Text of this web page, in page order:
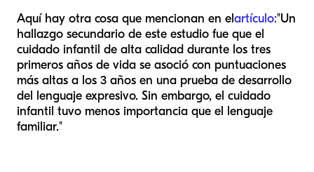
Aquí hay otra cosa que mencionan en elartículo:"Un
hallazgo secundario de este estudio fue que el
cuidado infantil de alta calidad durante los tres
primeros años de vida se asoció con puntuaciones
más altas a los 3 años en una prueba de desarrollo
del lenguaje expresivo. Sin embargo, el cuidado
infantil tuvo menos importancia que el lenguaje
familiar."